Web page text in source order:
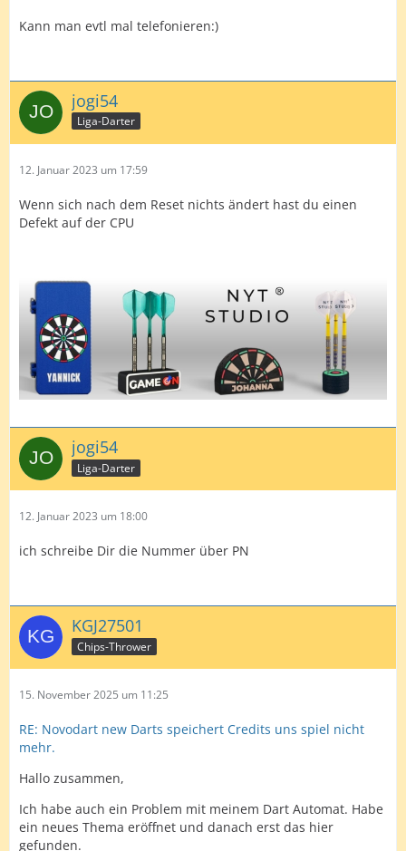
Kann man evtl mal telefonieren:)
jogi54
Liga-Darter
12. Januar 2023 um 17:59
Wenn sich nach dem Reset nichts ändert hast du einen
Defekt auf der CPU
jogi54
Liga-Darter
12. Januar 2023 um 18:00
ich schreibe Dir die Nummer über PN
KGJ27501
Chips-Thrower
15. November 2025 um 11:25
RE: Novodart new Darts speichert Credits uns spiel nicht
mehr.
Hallo zusammen,
Ich habe auch ein Problem mit meinem Dart Automat. Habe
ein neues Thema eröffnet und danach erst das hier
gefunden.